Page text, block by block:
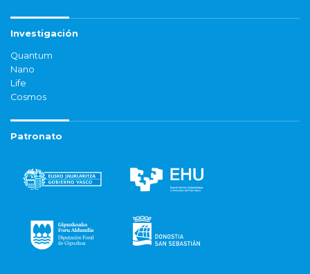
Investigación
Quantum
Nano
Life
Cosmos
Patronato